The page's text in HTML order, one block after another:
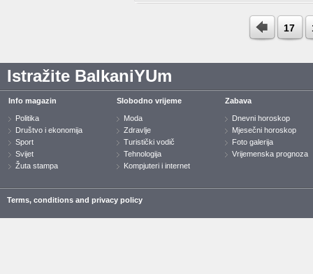
17
Istražite BalkaniYUm
Info magazin
Politika
Društvo i ekonomija
Sport
Svijet
Žuta stampa
Slobodno vrijeme
Moda
Zdravlje
Turistički vodič
Tehnologija
Kompjuteri i internet
Zabava
Dnevni horoskop
Mjesečni horoskop
Foto galerija
Vrijemenska prognoza
Terms, conditions and privacy policy